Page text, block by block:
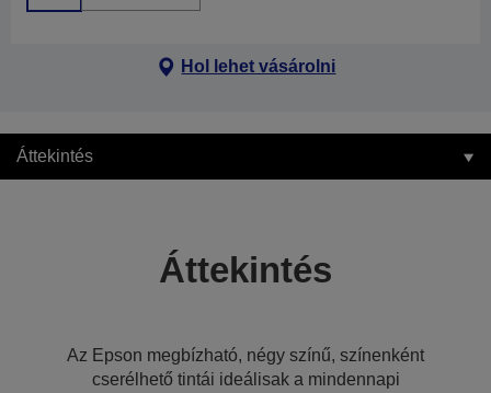
Hol lehet vásárolni
Áttekintés
Áttekintés
Az Epson megbízható, négy színű, színenként
cserélhető tintái ideálisak a mindennapi